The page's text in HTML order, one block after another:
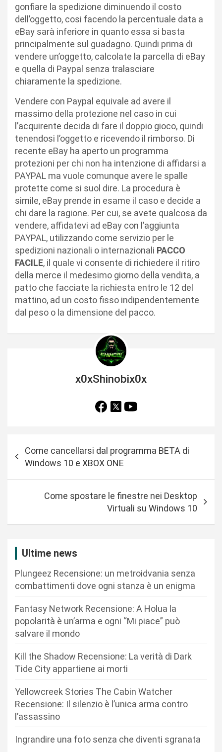
gonfiare la spedizione diminuendo il costo
dell’oggetto, cosi facendo la percentuale data a
eBay sarà inferiore in quanto essa si basta
principalmente sul guadagno. Quindi prima di
vendere un’oggetto, calcolate la parcella di eBay
e quella di Paypal senza tralasciare
chiaramente la spedizione.
Vendere con Paypal equivale ad avere il
massimo della protezione nel caso in cui
l’acquirente decida di fare il doppio gioco, quindi
tenendosi l’oggetto e ricevendo il rimborso. Di
recente eBay ha aperto un programma
protezioni per chi non ha intenzione di affidarsi a
PAYPAL ma vuole comunque avere le spalle
protette come si suol dire. La procedura è
simile, eBay prende in esame il caso e decide a
chi dare la ragione. Per cui, se avete qualcosa da
vendere, affidatevi ad eBay con l’aggiunta
PAYPAL, utilizzando come servizio per le
spedizioni nazionali o internazionali PACCO
FACILE, il quale vi consente di richiedere il ritiro
della merce il medesimo giorno della vendita, a
patto che facciate la richiesta entro le 12 del
mattino, ad un costo fisso indipendentemente
dal peso o la dimensione del pacco.
x0xShinobix0x
a
Come cancellarsi dal programma BETA di
Windows 10 e XBOX ONE
Come spostare le finestre nei Desktop
Virtuali su Windows 10
Ultime news
Plungeez Recensione: un metroidvania senza
combattimenti dove ogni stanza è un enigma
Fantasy Network Recensione: A Holua la
popolarità è un’arma e ogni “Mi piace” può
salvare il mondo
Kill the Shadow Recensione: La verità di Dark
Tide City appartiene ai morti
Yellowcreek Stories The Cabin Watcher
Recensione: Il silenzio è l’unica arma contro
l’assassino
Ingrandire una foto senza che diventi sgranata